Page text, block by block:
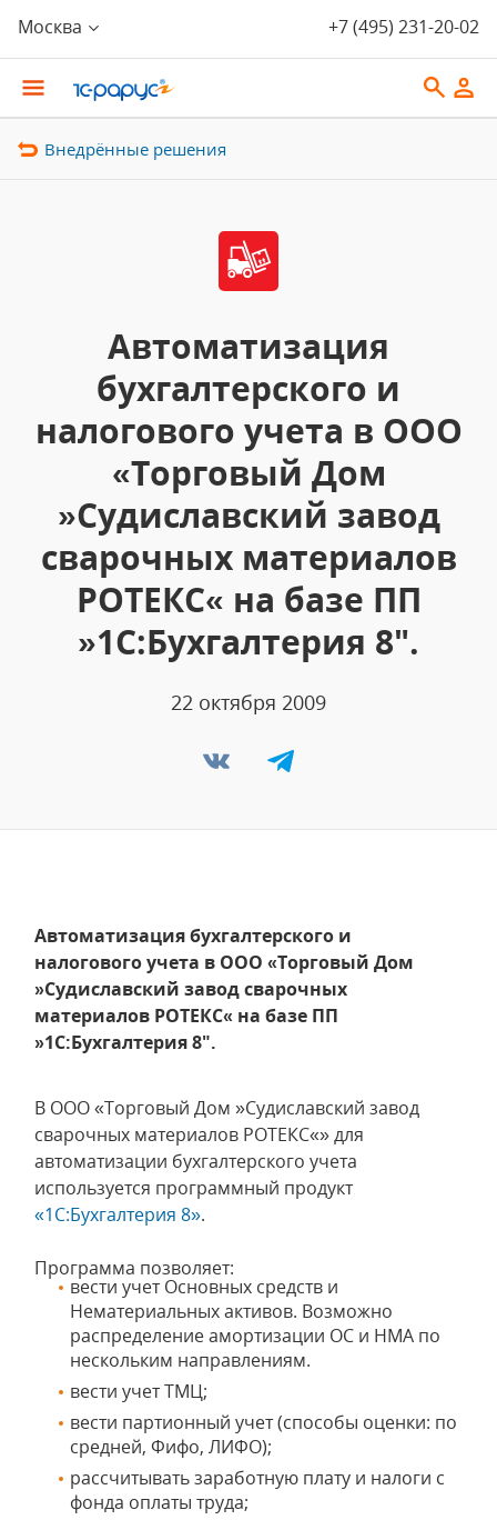
Москва +7 (495) 231-20-02
Внедрённые решения
Автоматизация
бухгалтерского и
налогового учета в ООО
«Торговый Дом
»Судиславский завод
сварочных материалов
РОТЕКС« на базе ПП
»1С:Бухгалтерия 8".
22 октября 2009
Автоматизация бухгалтерского и
налогового учета в ООО «Торговый Дом
»Судиславский завод сварочных
материалов РОТЕКС« на базе ПП
»1С:Бухгалтерия 8".
В ООО «Торговый Дом »Судиславский завод
сварочных материалов РОТЕКС«» для
автоматизации бухгалтерского учета
используется программный продукт
«1С:Бухгалтерия 8».
Программа позволяет:
вести учет Основных средств и
Нематериальных активов. Возможно
распределение амортизации ОС и НМА по
нескольким направлениям.
вести учет ТМЦ;
вести партионный учет (способы оценки: по
средней, Фифо, ЛИФО);
рассчитывать заработную плату и налоги с
фонда оплаты труда;